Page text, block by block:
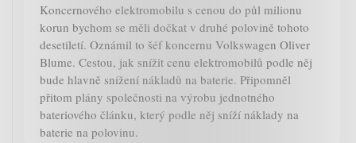
Koncernového elektromobilu s cenou do půl milionu
korun bychom se měli dočkat v druhé polovině tohoto
desetiletí. Oznámil to šéf koncernu Volkswagen Oliver
Blume. Cestou, jak snížit cenu elektromobilů podle něj
bude hlavně snížení nákladů na baterie. Připomněl
přitom plány společnosti na výrobu jednotného
bateriového článku, který podle něj sníží náklady na
baterie na polovinu.